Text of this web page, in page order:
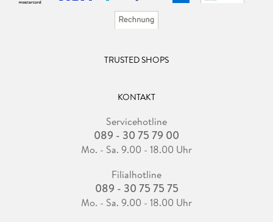
TRUSTED SHOPS
KONTAKT
Servicehotline
089 - 30 75 79 00
Mo. - Sa. 9.00 - 18.00 Uhr
Filialhotline
089 - 30 75 75 75
Mo. - Sa. 9.00 - 18.00 Uhr